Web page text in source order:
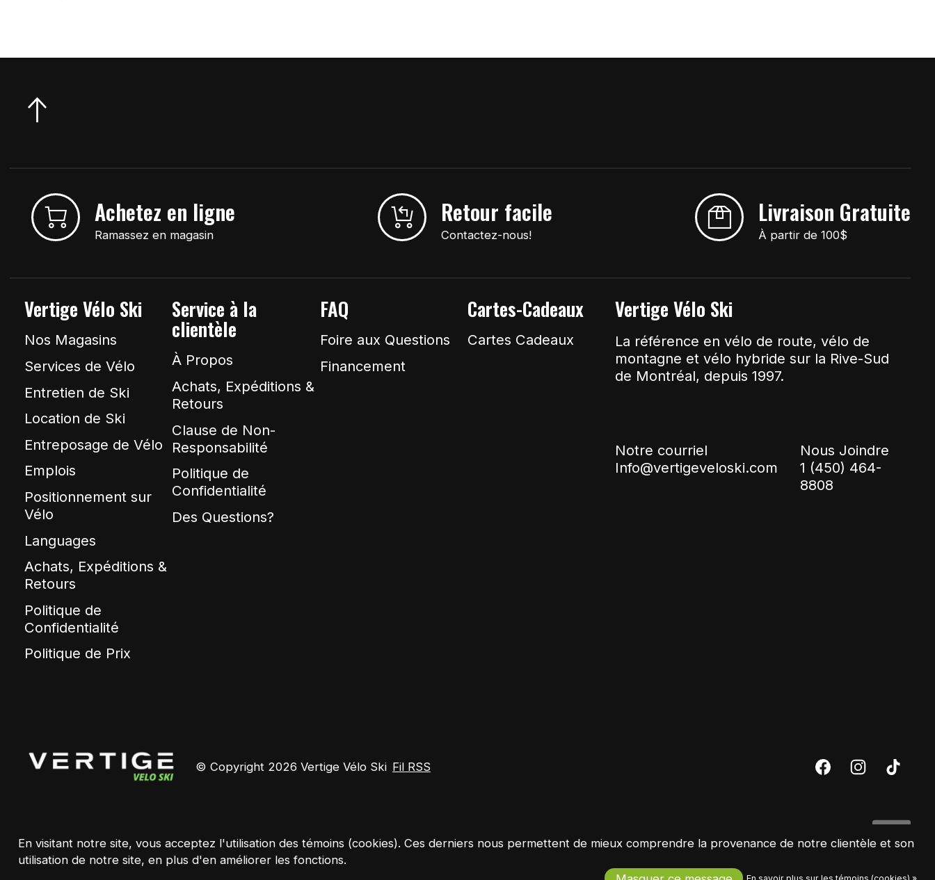
Achetez en ligne
Ramassez en magasin
Retour facile
Contactez-nous!
Livraison Gratuite
À partir de 100$
Vertige Vélo Ski
Nos Magasins
Services de Vélo
Entretien de Ski
Location de Ski
Entreposage de Vélo
Emplois
Positionnement sur
Vélo
Languages
Achats, Expéditions &
Retours
Politique de
Confidentialité
Politique de Prix
Service à la
clientèle
À Propos
Achats, Expéditions &
Retours
Clause de Non-
Responsabilité
Politique de
Confidentialité
Des Questions?
FAQ
Foire aux Questions
Financement
Cartes-Cadeaux
Cartes Cadeaux
Vertige Vélo Ski
La référence en vélo de route, vélo de
montagne et vélo hybride sur la Rive-Sud
de Montréal, depuis 1997.
Notre courriel
Info@vertigeveloski.com
Nous Joindre
1 (450) 464-
8808
© Copyright 2026 Vertige Vélo Ski Fil RSS
En visitant notre site, vous acceptez l'utilisation des témoins (cookies). Ces derniers nous permettent de mieux comprendre la provenance de notre clientèle et son
utilisation de notre site, en plus d'en améliorer les fonctions.